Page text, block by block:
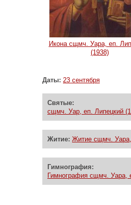
Икона сщмч. Уара, еп.
(1938)
Даты: 23 сентября
Святые:
сщмч. Уар, еп. Липецкий
Житие: Житие сщмч. Уара,
Гимнография:
Гимнография сщмч. Уара,